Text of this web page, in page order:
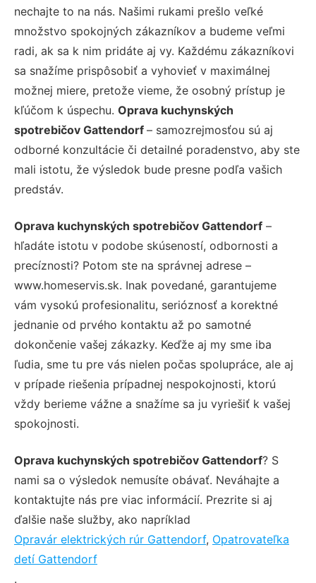
nechajte to na nás. Našimi rukami prešlo veľké
množstvo spokojných zákazníkov a budeme veľmi
radi, ak sa k nim pridáte aj vy. Každému zákazníkovi
sa snažíme prispôsobiť a vyhovieť v maximálnej
možnej miere, pretože vieme, že osobný prístup je
kľúčom k úspechu. Oprava kuchynských
spotrebičov Gattendorf – samozrejmosťou sú aj
odborné konzultácie či detailné poradenstvo, aby ste
mali istotu, že výsledok bude presne podľa vašich
predstáv.
Oprava kuchynských spotrebičov Gattendorf –
hľadáte istotu v podobe skúseností, odbornosti a
precíznosti? Potom ste na správnej adrese –
www.homeservis.sk. Inak povedané, garantujeme
vám vysokú profesionalitu, serióznosť a korektné
jednanie od prvého kontaktu až po samotné
dokončenie vašej zákazky. Keďže aj my sme iba
ľudia, sme tu pre vás nielen počas spolupráce, ale aj
v prípade riešenia prípadnej nespokojnosti, ktorú
vždy berieme vážne a snažíme sa ju vyriešiť k vašej
spokojnosti.
Oprava kuchynských spotrebičov Gattendorf? S
nami sa o výsledok nemusíte obávať. Neváhajte a
kontaktujte nás pre viac informácií. Prezrite si aj
ďalšie naše služby, ako napríklad
Opravár elektrických rúr Gattendorf, Opatrovateľka
detí Gattendorf
.